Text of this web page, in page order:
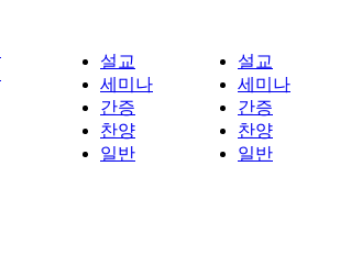
설교
세미나
간증
찬양
일반
설교
세미나
간증
찬양
일반